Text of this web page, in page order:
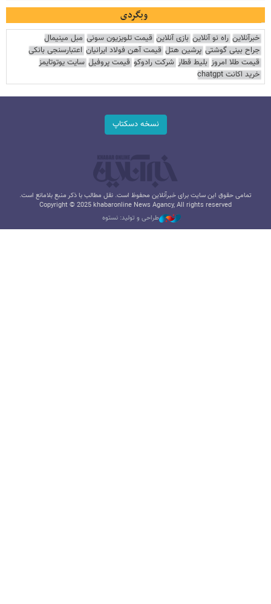
وبگردی
خبرآنلاین راه نو آنلاین بازی آنلاین قیمت تلویزیون سونی مبل مینیمال
جراح بینی گوشتی پرشین هتل قیمت آهن فولاد ایرانیان اعتبارسنجی بانکی
قیمت طلا امروز بلیط قطار شرکت رادوکو قیمت پروفیل سایت یوتوتایمز
خرید اکانت chatgpt
نسخه دسکتاپ
تمامی حقوق این سایت برای خبرآنلاین محفوظ است. نقل مطالب با ذکر منبع بلامانع است.
Copyright © 2025 khabaronline News Agancy, All rights reserved
طراحی و تولید: نستوه